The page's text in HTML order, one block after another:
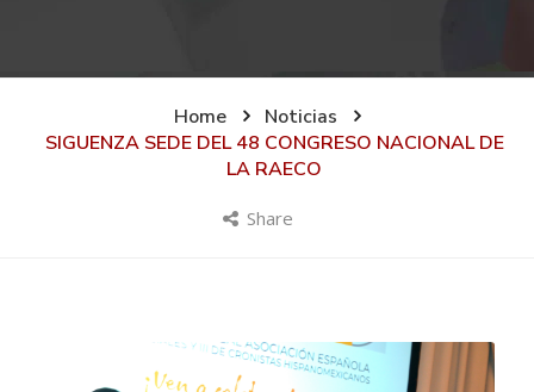
Home
Noticias
SIGUENZA SEDE DEL 48 CONGRESO NACIONAL DE
LA RAECO
Share